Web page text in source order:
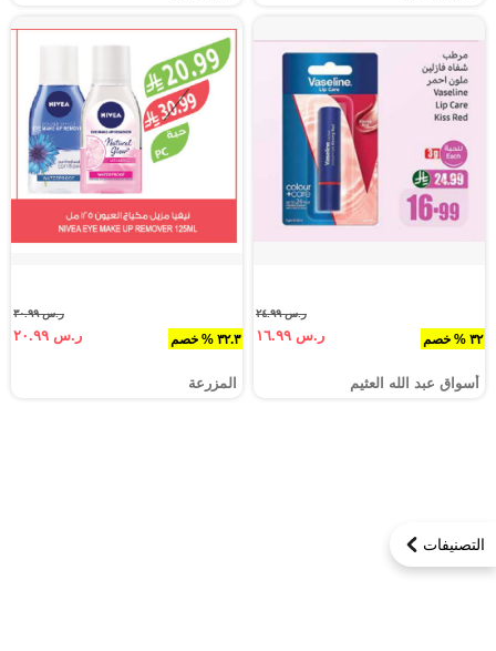
التصنيفات
٣٢ % خصم
ر.س ٢٤.٩٩
ر.س ١٦.٩٩
أسواق عبد الله العثيم
٣٢.٣ % خصم
ر.س ٣٠.٩٩
ر.س ٢٠.٩٩
المزرعة